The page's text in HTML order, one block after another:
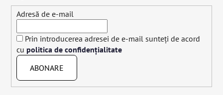
Adresă de e-mail
Prin introducerea adresei de e-mail sunteți de acord
cu politica de confidențialitate
ABONARE